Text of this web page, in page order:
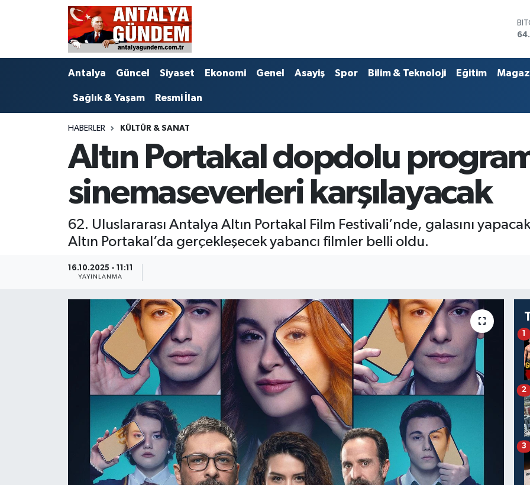
Antalya Güncel Siyaset Ekonomi Genel Asayiş Spor Bilim & Teknoloji Eğitim
Sağlık & Yaşam Resmi İlan
HABERLER KÜLTÜR & SANAT
Altın Portakal dopdolu
sinemaseverleri karşılayacak
62. Uluslararası Antalya Altın Portakal Film Festivali’nde, galasını
Altın Portakal’da gerçekleşecek yabancı filmler belli oldu.
16.10.2025 - 11:11
YAYINLANMA
1
2
3
Antalya
Bilim & Teknoloji
EĞİTİM
Ekonomi
Antalya Nöbetçi Eczaneler
Antalya Hava Durumu
Antalya Namaz Vakitleri
Süper Lig Puan Durumu ve Fikstür
Tüm Manşetler
Son Dakika Haberleri